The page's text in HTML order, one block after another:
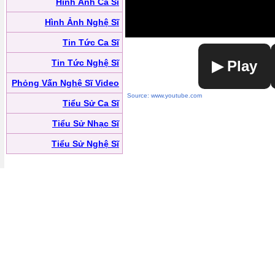
Hình Ảnh Nghệ Sĩ
Tin Tức Ca Sĩ
Tin Tức Nghệ Sĩ
Phỏng Vấn Nghệ Sĩ Video
Tiểu Sử Ca Sĩ
Tiểu Sử Nhạc Sĩ
Tiểu Sử Nghệ Sĩ
▶ Play
Source: www.youtube.com